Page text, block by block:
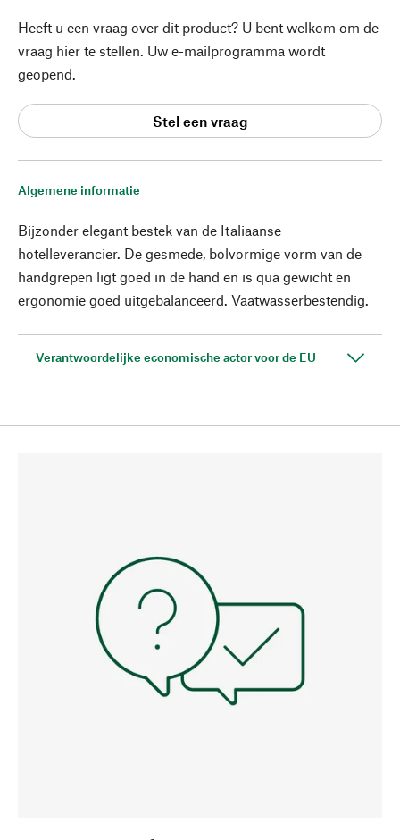
Algemene informatie
Bijzonder elegant bestek van de Italiaanse
hotelleverancier. De gesmede, bolvormige vorm van de
handgrepen ligt goed in de hand en is qua gewicht en
ergonomie goed uitgebalanceerd. Vaatwasserbestendig.
Verantwoordelijke economische actor voor de EU
Heeft u een vraag over dit product? U bent welkom om de
vraag hier te stellen. Uw e-mailprogramma wordt
geopend.
Stel een vraag